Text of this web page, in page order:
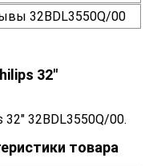
32BDL3550Q/00
32"
32BDL3550Q/00.
товара